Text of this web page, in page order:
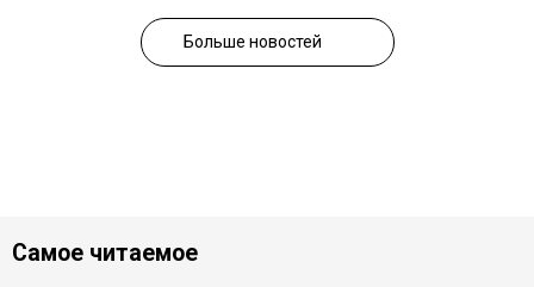
Больше новостей
Самое читаемое